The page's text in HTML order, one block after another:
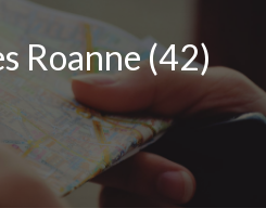
Roanne (42)